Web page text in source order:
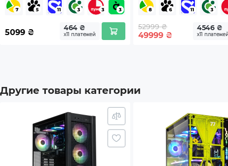
5099 ₴ 464 ₴
х11 платежей
52999 ₴
49999 ₴
4546 ₴
х11 платежей
Другие товары категории